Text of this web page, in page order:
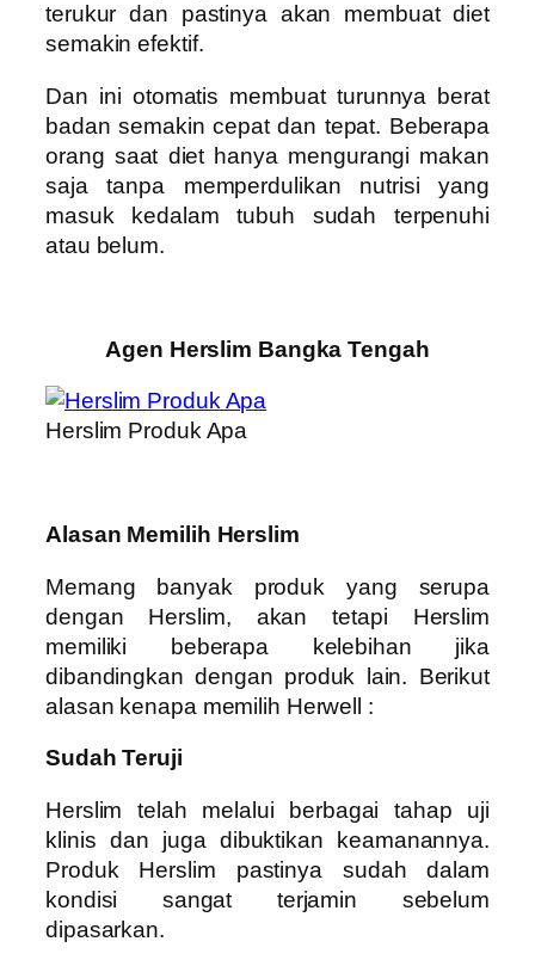
terukur dan pastinya akan membuat diet
semakin efektif.
Dan ini otomatis membuat turunnya berat
badan semakin cepat dan tepat. Beberapa
orang saat diet hanya mengurangi makan
saja tanpa memperdulikan nutrisi yang
masuk kedalam tubuh sudah terpenuhi
atau belum.
Agen Herslim Bangka Tengah
Herslim Produk Apa
Alasan Memilih Herslim
Memang banyak produk yang serupa
dengan Herslim, akan tetapi Herslim
memiliki beberapa kelebihan jika
dibandingkan dengan produk lain. Berikut
alasan kenapa memilih Herwell :
Sudah Teruji
Herslim telah melalui berbagai tahap uji
klinis dan juga dibuktikan keamanannya.
Produk Herslim pastinya sudah dalam
kondisi sangat terjamin sebelum
dipasarkan.